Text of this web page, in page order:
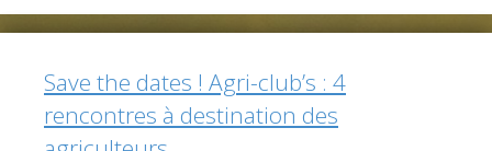
Save the dates ! Agri-club’s : 4
rencontres à destination des